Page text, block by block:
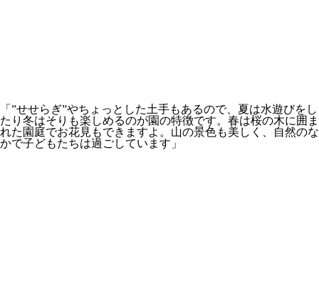
「”せせらぎ”やちょっとした土手もあるので、夏は水遊びをし
たり冬はそりも楽しめるのが園の特徴です。春は桜の木に囲ま
れた園庭でお花見もできますよ。山の景色も美しく、自然のな
かで子どもたちは過ごしています」